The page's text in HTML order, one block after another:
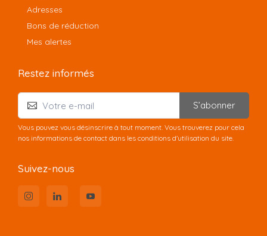
Adresses
Bons de réduction
Mes alertes
Restez informés
S’abonner
Vous pouvez vous désinscrire à tout moment. Vous trouverez pour cela
nos informations de contact dans les conditions d'utilisation du site.
Suivez-nous